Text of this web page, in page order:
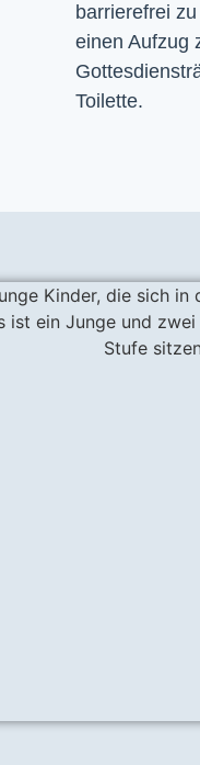
barrierefrei
einen Aufzug
Toilette.